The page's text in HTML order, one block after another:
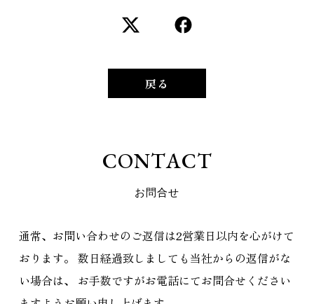
戻る
CONTACT
お問合せ
通常、お問い合わせのご返信は2営業日以内を心がけて
おります。 数日経過致しましても当社からの返信がな
い場合は、
お手数ですがお電話にてお問合せください